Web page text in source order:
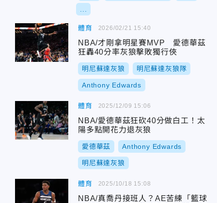
體育
NBA/才剛拿明星賽MVP 愛德華茲
狂轟40分率灰狼擊敗獨行俠
明尼蘇達灰狼 明尼蘇達灰狼隊
Anthony Edwards
2026/02/21 15:40
體育
NBA/愛德華茲狂砍40分做白工！太
陽多點開花力退灰狼
愛德華茲 Anthony Edwards
明尼蘇達灰狼
2025/12/09 15:06
體育
NBA/真喬丹接班人？AE苦練「籃球
2025/10/18 15:08